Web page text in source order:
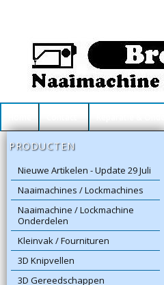
PRODUCTEN
Nieuwe Artikelen - Update 29 Juli
Naaimachines / Lockmachines
Naaimachine / Lockmachine
Onderdelen
Kleinvak / Fournituren
3D Knipvellen
3D Gereedschappen